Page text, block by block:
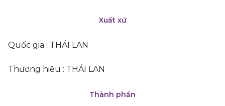
Xuất xứ
Quốc gia : THÁI LAN
Thương hiệu : THÁI LAN
Thành phần